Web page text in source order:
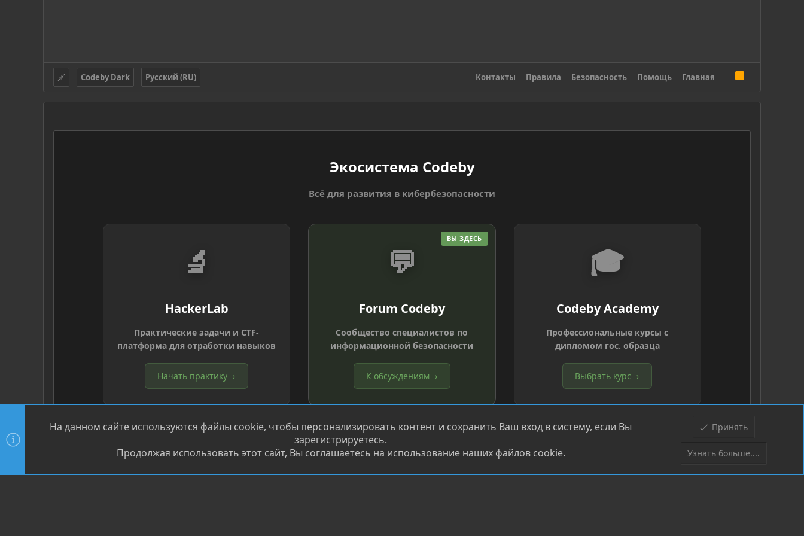
Codeby Dark Русский (RU) Контакты Правила Безопасность Помощь Главная
S
Экосистема Codeby
Всё для развития в кибербезопасности
🔬
HackerLab
Практические задачи и CTF-
платформа для отработки навыков
Начать практику→
ВЫ ЗДЕСЬ
💬
Forum Codeby
Сообщество специалистов по
информационной безопасности
К обсуждениям→
🎓
Codeby Academy
Профессиональные курсы с
дипломом гос. образца
Выбрать курс→
Community platform by XenForo ® © 2010-2026 XenForo Ltd. Перевод от Jumuro® Верх
На данном сайте используются файлы cookie, чтобы персонализировать контент и сохранить Ваш вход в систему, если Вы
зарегистрируетесь.
Продолжая использовать этот сайт, Вы соглашаетесь на использование наших файлов cookie.
Принять
Узнать больше....